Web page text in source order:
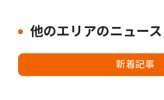
他のエリアのニュース
新着記事